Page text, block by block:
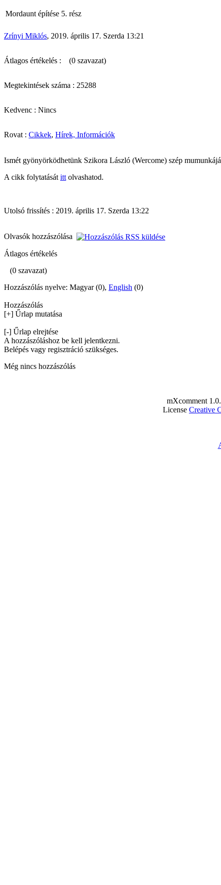
Mordaunt építése 5. rész
Zrínyi Miklós, 2019. április 17. Szerda 13:21
Átlagos értékelés : (0 szavazat)
Megtekintések száma : 25288
Kedvenc : Nincs
Rovat : Cikkek, Hírek, Információk
Ismét gyönyörködhetünk Szikora László (Wercome) szép
A cikk folytatását itt olvashatod.
Utolsó frissítés : 2019. április 17. Szerda 13:22
Olvasók hozzászólása
Átlagos értékelés
(0 szavazat)
Hozzászólás nyelve: Magyar (0), English (0)
Hozzászólás
[+] Űrlap mutatása
[-] Űrlap elrejtése
A hozzászóláshoz be kell jelentkezni.
Belépés vagy regisztráció szükséges.
Még nincs hozzászólás
mXcomment
License Creative